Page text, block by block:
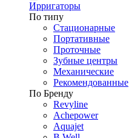
Ирригаторы
По типу
Стационарные
Портативные
Проточные
Зубные центры
Механические
Рекомендованные
По Бренду
Revyline
Achepower
Aquajet